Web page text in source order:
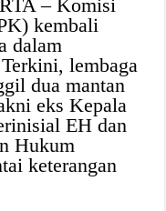
– Komisi
kembali
dalam
lembaga
dua mantan
eks Kepala
EH dan
Hukum
keterangan